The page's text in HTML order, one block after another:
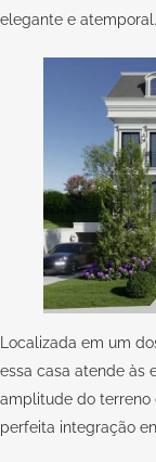
elegante e atemporal.
Localizada em um
essa casa atende às
amplitude do terreno
perfeita integração